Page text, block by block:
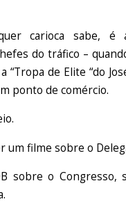
carioca sabe, é
do tráfico –
“Tropa de Elite “do
ponto de comércio.
um filme sobre o
sobre o Congresso,